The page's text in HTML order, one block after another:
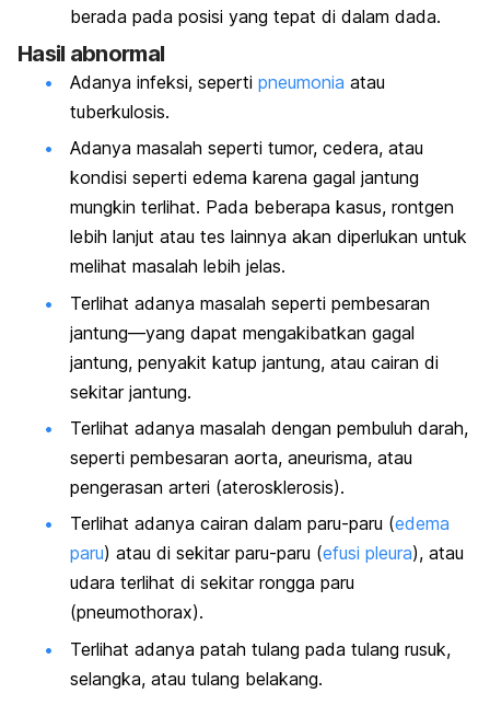
berada pada posisi yang tepat di dalam dada.
Hasil abnormal
Adanya infeksi, seperti pneumonia atau
tuberkulosis.
Adanya masalah seperti tumor, cedera, atau
kondisi seperti edema karena gagal jantung
mungkin terlihat. Pada beberapa kasus, rontgen
lebih lanjut atau tes lainnya akan diperlukan untuk
melihat masalah lebih jelas.
Terlihat adanya masalah seperti pembesaran
jantung—yang dapat mengakibatkan gagal
jantung, penyakit katup jantung, atau cairan di
sekitar jantung.
Terlihat adanya masalah dengan pembuluh darah,
seperti pembesaran aorta, aneurisma, atau
pengerasan arteri (aterosklerosis).
Terlihat adanya cairan dalam paru-paru (edema
paru) atau di sekitar paru-paru (efusi pleura), atau
udara terlihat di sekitar rongga paru
(pneumothorax).
Terlihat adanya patah tulang pada tulang rusuk,
selangka, atau tulang belakang.